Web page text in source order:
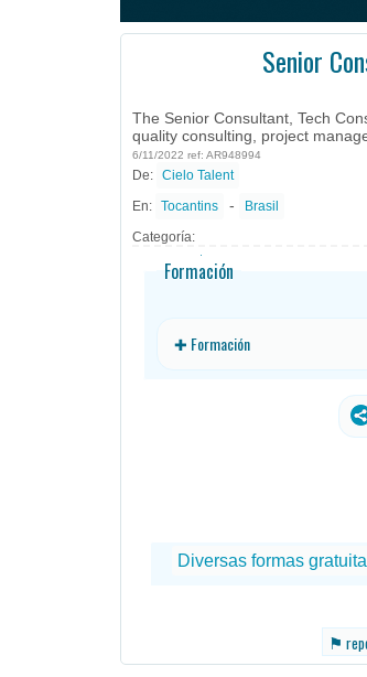
Senior
The Senior Consultant, Tech
quality consulting, project
6/11/2022 ref: AR948994
De: Cielo Talent
En: Tocantins -
Brasil
Categoría:
Formación
✚ Formación
⚑